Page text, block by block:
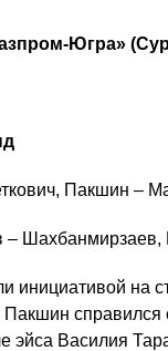
Югра»
Пакшин –
– Шахбанмирзаев,
инициативой на
справился
эйса Василия